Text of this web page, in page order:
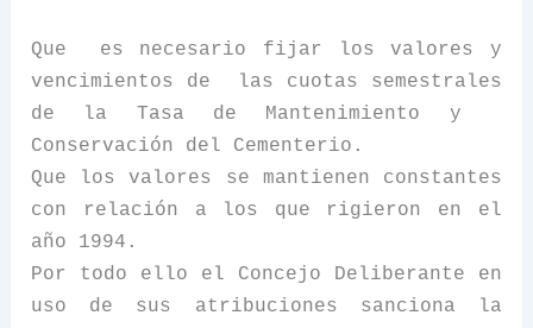
Que
es necesario fijar los valores y
vencimientos de
las cuotas semestrales
de la Tasa de Mantenimiento y
Conservación del Cementerio.
Que los valores se mantienen constantes
con relación a los que rigieron en el
año 1994.
Por todo ello el Concejo Deliberante en
uso de sus atribuciones sanciona la